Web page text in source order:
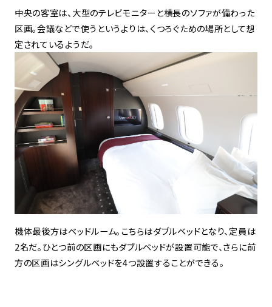
中央の客室は、大型のテレビモニターと横長のソファが備わった
区画。会議などで使うというよりは、くつろぐための場所として想
定されているようだ。
機体最後方はベッドルーム。こちらはダブルベッドとなり、定員は
2名だ。ひとつ前の区画にもダブルベッドが設置可能で、さらに前
方の区画はシングルベッドを4つ設置することができる。